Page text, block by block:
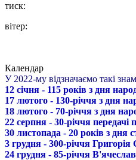
тиск:
вітер:
Календар
У 2022-му відзначаємо такі
12 січня - 115 років з дня
17 лютого - 130-річчя з дня
18 лютого - 70-річчя з дня
22 серпня - 30-річчя
30 листопада - 20 років з
3 грудня - 300-річчя
24 грудня - 85-річчя